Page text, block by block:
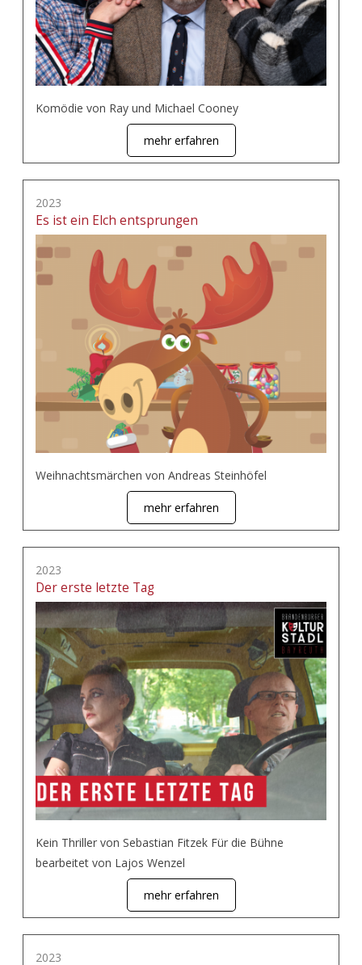
Komödie von Ray und Michael Cooney
mehr erfahren
2023
Es ist ein Elch entsprungen
Weihnachtsmärchen von Andreas Steinhöfel
mehr erfahren
2023
Der erste letzte Tag
Kein Thriller von Sebastian Fitzek Für die Bühne
bearbeitet von Lajos Wenzel
mehr erfahren
2023